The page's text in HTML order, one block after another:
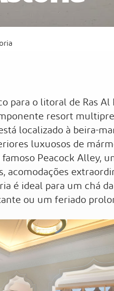
Mina Al
para o litoral de Ras
resort
localizado à beira-
luxuosos de
Peacock Alley,
acomodações
é ideal para um chá
ou um feriado